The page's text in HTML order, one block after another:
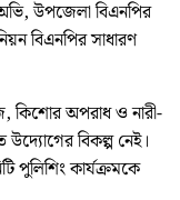
উপজেলা বিএনপির
বিএনপির সাধারণ
কিশোর অপরাধ ও নারী-
বিকল্প নেই।
পুলিশিং কার্যক্রমকে